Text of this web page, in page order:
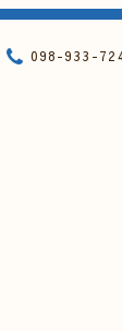
098-933-